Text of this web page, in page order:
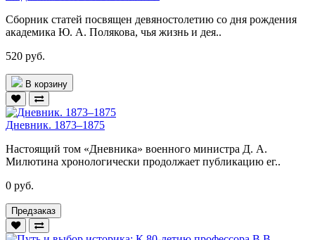
Сборник статей посвящен девяностолетию со дня рождения
академика Ю. А. Полякова, чья жизнь и дея..
520 руб.
В корзину
Дневник. 1873–1875
Настоящий том «Дневника» военного министра Д. А.
Милютина хронологически продолжает публикацию ег..
0 руб.
Предзаказ